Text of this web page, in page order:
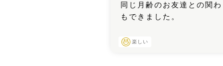
同じ月齢のお友達との関
もできました。
楽しい